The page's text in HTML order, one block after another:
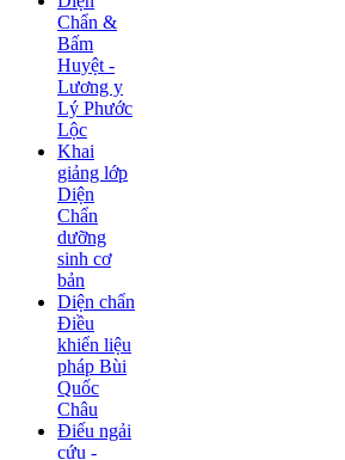
Chẩn &
Bấm
Huyệt -
Lương y
Lý Phước
Lộc
Khai
giảng lớp
Diện
Chẩn
dưỡng
sinh cơ
bản
Diện chẩn
Điều
khiển liệu
pháp Bùi
Quốc
Châu
Điếu ngải
cứu -